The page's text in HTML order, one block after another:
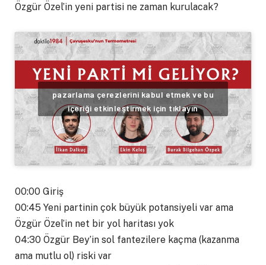
Özgür Özel’in yeni partisi ne zaman kurulacak?
pazarlama çerezlerini kabul etmek ve bu
içeriği etkinleştirmek için tıklayın
00:00 Giriş
00:45 Yeni partinin çok büyük potansiyeli var ama
Özgür Özel’in net bir yol haritası yok
04:30 Özgür Bey’in sol fantezilere kaçma (kazanma
ama mutlu ol) riski var